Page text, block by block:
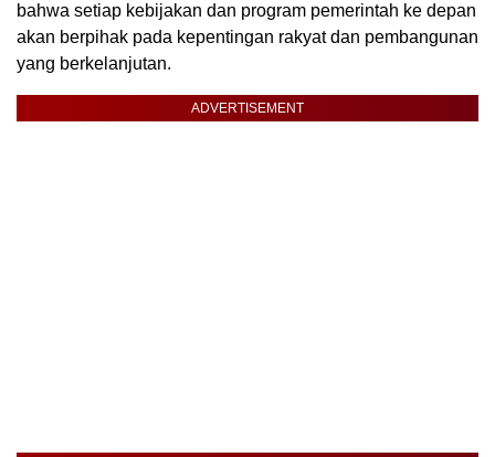
bahwa setiap kebijakan dan program pemerintah ke depan
akan berpihak pada kepentingan rakyat dan pembangunan
yang berkelanjutan.
ADVERTISEMENT